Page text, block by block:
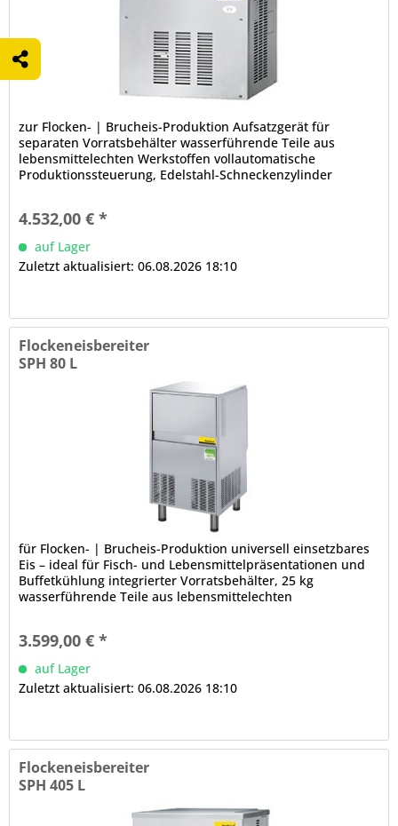
zur Flocken- | Brucheis-Produktion Aufsatzgerät für
separaten Vorratsbehälter wasserführende Teile aus
lebensmittelechten Werkstoffen vollautomatische
Produktionssteuerung, Edelstahl-Schneckenzylinder
4.532,00 € *
auf Lager
Zuletzt aktualisiert: 06.08.2026 18:10
Flockeneisbereiter
SPH 80 L
für Flocken- | Brucheis-Produktion universell einsetzbares
Eis – ideal für Fisch- und Lebensmittelpräsentationen und
Buffetkühlung integrierter Vorratsbehälter, 25 kg
wasserführende Teile aus lebensmittelechten
3.599,00 € *
auf Lager
Zuletzt aktualisiert: 06.08.2026 18:10
Flockeneisbereiter
SPH 405 L